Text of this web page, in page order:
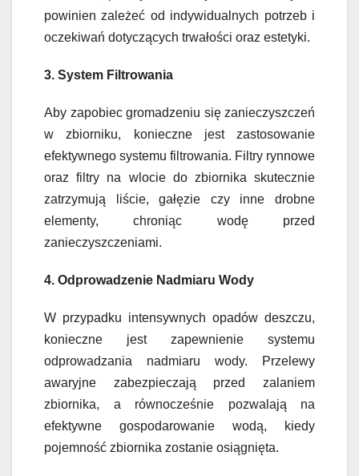
powinien zależeć od indywidualnych potrzeb i
oczekiwań dotyczących trwałości oraz estetyki.
3. System Filtrowania
Aby zapobiec gromadzeniu się zanieczyszczeń
w zbiorniku, konieczne jest zastosowanie
efektywnego systemu filtrowania. Filtry rynnowe
oraz filtry na wlocie do zbiornika skutecznie
zatrzymują liście, gałęzie czy inne drobne
elementy, chroniąc wodę przed
zanieczyszczeniami.
4. Odprowadzenie Nadmiaru Wody
W przypadku intensywnych opadów deszczu,
konieczne jest zapewnienie systemu
odprowadzania nadmiaru wody. Przelewy
awaryjne zabezpieczają przed zalaniem
zbiornika, a równocześnie pozwalają na
efektywne gospodarowanie wodą, kiedy
pojemność zbiornika zostanie osiągnięta.